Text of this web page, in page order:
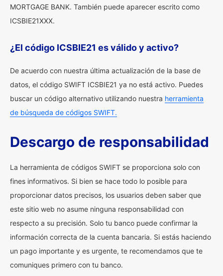
MORTGAGE BANK. También puede aparecer escrito como
ICSBIE21XXX.
¿El código ICSBIE21 es válido y activo?
De acuerdo con nuestra última actualización de la base de
datos, el código SWIFT ICSBIE21 ya no está activo. Puedes
buscar un código alternativo utilizando nuestra herramienta
de búsqueda de códigos SWIFT.
Descargo de responsabilidad
La herramienta de códigos SWIFT se proporciona solo con
fines informativos. Si bien se hace todo lo posible para
proporcionar datos precisos, los usuarios deben saber que
este sitio web no asume ninguna responsabilidad con
respecto a su precisión. Solo tu banco puede confirmar la
información correcta de la cuenta bancaria. Si estás haciendo
un pago importante y es urgente, te recomendamos que te
comuniques primero con tu banco.